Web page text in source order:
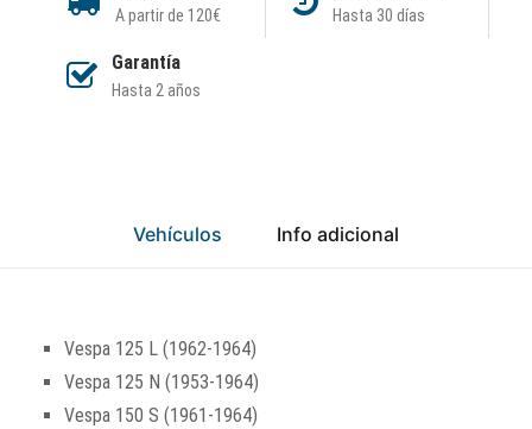
A partir de 120€ Hasta 30 días
Garantía
Hasta 2 años
Vehículos Info adicional
Vespa 125 L (1962-1964)
Vespa 125 N (1953-1964)
Vespa 150 S (1961-1964)